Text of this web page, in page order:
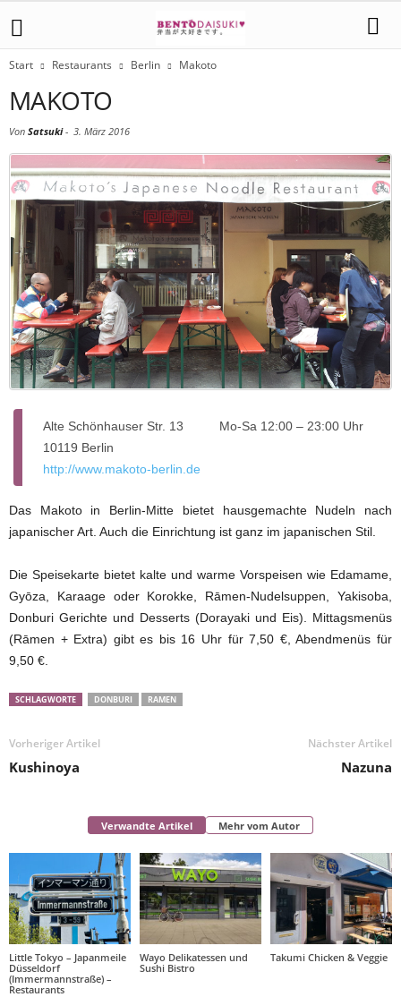
Start Restaurants Berlin Makoto
MAKOTO
Von Satsuki- 3. März 2016
Alte Schönhauser Str. 13
10119 Berlin
http://www.makoto-berlin.de
Mo-Sa 12:00 – 23:00 Uhr
Das Makoto in Berlin-Mitte bietet hausgemachte Nudeln nach
japanischer Art. Auch die Einrichtung ist ganz im japanischen Stil.
Die Speisekarte bietet kalte und warme Vorspeisen wie Edamame,
Gyōza, Karaage oder Korokke, Rāmen-Nudelsuppen, Yakisoba,
Donburi Gerichte und Desserts (Dorayaki und Eis). Mittagsmenüs
(Rāmen + Extra) gibt es bis 16 Uhr für 7,50 €, Abendmenüs für
9,50 €.
SCHLAGWORTE DONBURI RAMEN
Vorheriger Artikel
Kushinoya
Nächster Artikel
Nazuna
Verwandte Artikel Mehr vom Autor
Little Tokyo – Japanmeile
Düsseldorf
(Immermannstraße) –
Restaurants
Wayo Delikatessen und
Sushi Bistro
Takumi Chicken & Veggie